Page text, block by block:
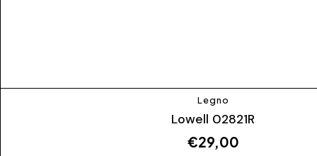
Legno
Lowell 02821R
€29,00